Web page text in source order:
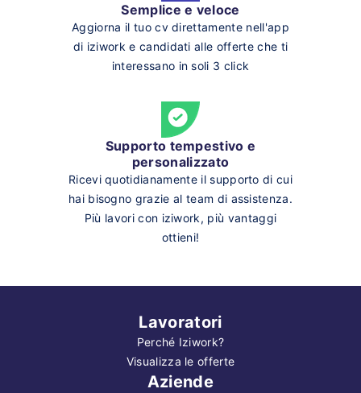
Semplice e veloce
Aggiorna il tuo cv direttamente nell'app
di iziwork e candidati alle offerte che ti
interessano in soli 3 click
Supporto tempestivo e
personalizzato
Ricevi quotidianamente il supporto di cui
hai bisogno grazie al team di assistenza.
Più lavori con iziwork, più vantaggi
ottieni!
Lavoratori
Perché Iziwork?
Visualizza le offerte
Aziende